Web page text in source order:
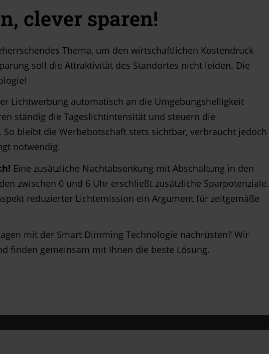
clever sparen!
Thema, um den wirtschaftlichen Kostendruck
soll die Attraktivität des Standortes nicht leiden. Die
Lichtwerbung automatisch an die Umgebungshelligkeit
ständig die Tageslichtintensität und steuern die
bleibt die Werbebotschaft stets sichtbar, verbraucht jedoch
notwendig.
Eine zusätzliche Nachtabsenkung mit Abschaltung in den
zwischen 0 und 6 Uhr erschließt zusätzliche Sparpotenziale.
reduzierter Lichtemission ein Argument für zeitgemäße
mit der Smart Dimming Technologie nachrüsten? Wir
finden gemeinsam mit Ihnen die beste Lösung.